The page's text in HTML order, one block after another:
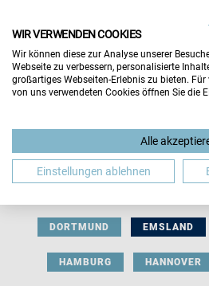
BERUFLICHE ORIENTIERUNG
DORTMUND EMSLAND
HAMBURG HANNOVER
WIR VERWENDEN COOKIES
Wir können diese zur Analyse unserer
Webseite zu verbessern, personalisierte
großartiges Webseiten-Erlebnis zu bieten.
von uns verwendeten Cookies öffnen Sie die
Alle
Einstellungen ablehnen